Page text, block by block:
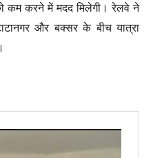
कम करने में मदद मिलेगी। रेलवे ने
और बक्सर के बीच यात्रा